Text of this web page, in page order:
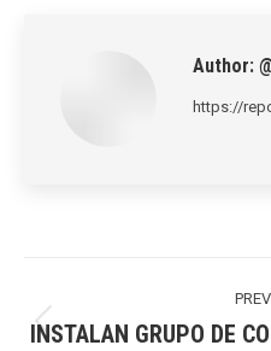
Author:
https://
navigation
INSTALAN GRUPO DE